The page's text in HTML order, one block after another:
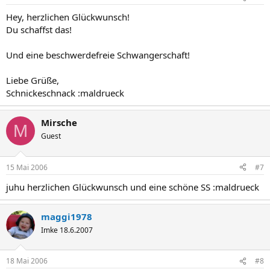
Hey, herzlichen Glückwunsch!
Du schaffst das!
Und eine beschwerdefreie Schwangerschaft!
Liebe Grüße,
Schnickeschnack :maldrueck
M Mirsche
Guest
15 Mai 2006 #7
juhu herzlichen Glückwunsch und eine schöne SS :maldrueck
maggi1978
Imke 18.6.2007
18 Mai 2006 #8